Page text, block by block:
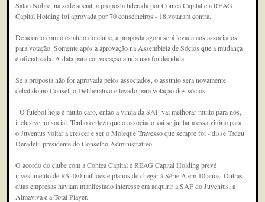
Salão Nobre, na sede social, a proposta liderada por Contea Capital e a REAG
Capital Holding foi aprovada por 70 conselheiros - 18 votaram contra.
De acordo com o estatuto do clube, a proposta agora será levada aos associados
para votação. Somente após a aprovação na Assembleia de Sócios que a mudança
é oficializada. A data para convocação ainda não foi decidida.
Se a proposta não for aprovada pelos associados, o assunto será novamente
debatido no Conselho Deliberativo e levado para votação dos sócios.
- O futebol hoje é muito caro, então a vinda da SAF vai melhorar muito para nós,
inclusive no social. Tenho certeza que o associado vai se juntar a essa vitória para
o Juventus voltar a crescer e ser o Moleque Travesso que sempre foi - disse Tadeu
Deradeli, presidente do Conselho Administrativo.
O acordo do clube com a Contea Capital e REAG Capital Holding prevê
investimento de R$ 480 milhões e planos de chegar à Série A em 10 anos. Outras
duas empresas haviam manifestado interesse em adquirir a SAF do Juventus, a
Almaviva e a Total Player.